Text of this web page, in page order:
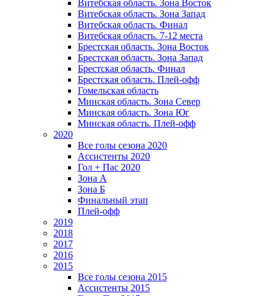
Витебская область. Зона Восток
Витебская область. Зона Запад
Витебская область. Финал
Витебская область. 7-12 места
Брестская область. Зона Восток
Брестская область. Зона Запад
Брестская область. Финал
Брестская область. Плей-офф
Гомельская область
Минская область. Зона Север
Минская область. Зона Юг
Минская область. Плей-офф
2020
Все голы сезона 2020
Ассистенты 2020
Гол + Пас 2020
Зона А
Зона Б
Финальный этап
Плей-офф
2019
2018
2017
2016
2015
Все голы сезона 2015
Ассистенты 2015